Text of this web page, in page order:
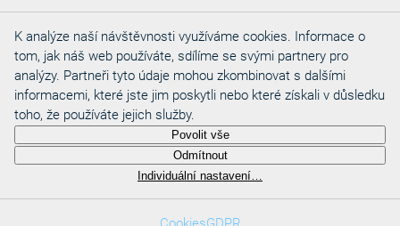
K analýze naší návštěvnosti využíváme cookies. Informace o
tom, jak náš web používáte, sdílíme se svými partnery pro
analýzy. Partneři tyto údaje mohou zkombinovat s dalšími
informacemi, které jste jim poskytli nebo které získali v důsledku
toho, že používáte jejich služby.
Povolit vše
Odmítnout
Individuální nastavení…
Copyright 2026
Aquadino s.r.o
Webdesigned by